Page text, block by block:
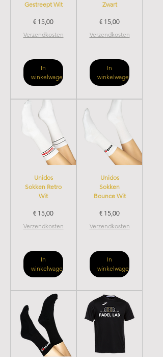
Gestreept Wit
Prijs
€ 15,00
Verzendkosten
In
winkelwagen
Zwart
Prijs
€ 15,00
Verzendkosten
In
winkelwagen
Unidos
Sokken Retro
Wit
Prijs
€ 15,00
Verzendkosten
In
winkelwagen
Unidos
Sokken
Bounce Wit
Prijs
€ 15,00
Verzendkosten
In
winkelwagen